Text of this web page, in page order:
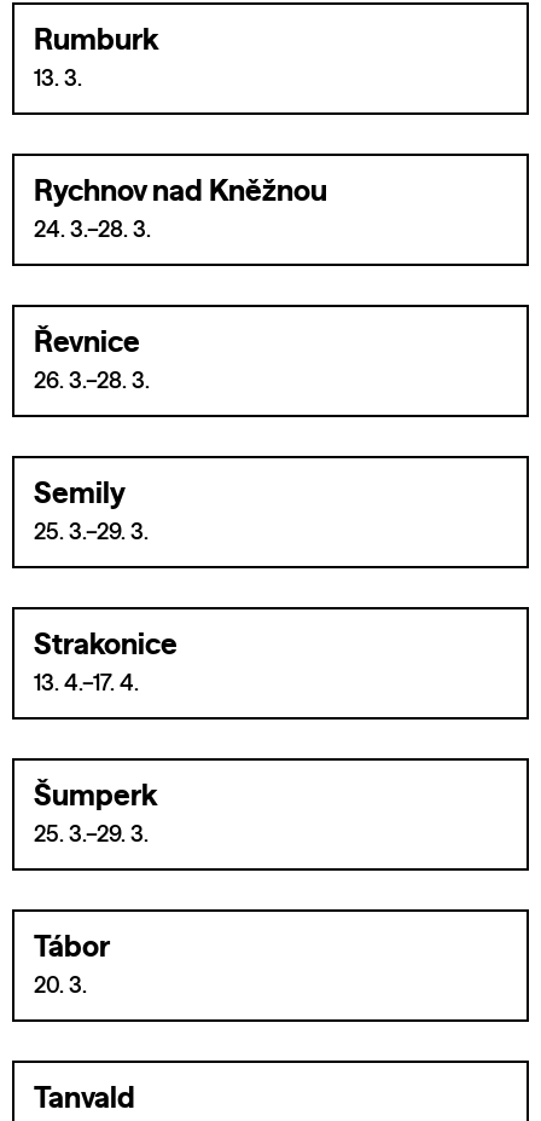
Rumburk
13. 3.
Rychnov nad Kněžnou
24. 3.–28. 3.
Řevnice
26. 3.–28. 3.
Semily
25. 3.–29. 3.
Strakonice
13. 4.–17. 4.
Šumperk
25. 3.–29. 3.
Tábor
20. 3.
Tanvald